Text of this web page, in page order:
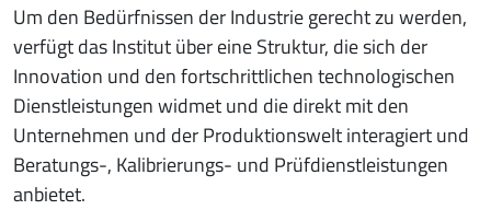
Um den Bedürfnissen der Industrie gerecht zu werden,
verfügt das Institut über eine Struktur, die sich der
Innovation und den fortschrittlichen technologischen
Dienstleistungen widmet und die direkt mit den
Unternehmen und der Produktionswelt interagiert und
Beratungs-, Kalibrierungs- und Prüfdienstleistungen
anbietet.